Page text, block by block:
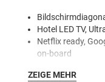
Hotel LED TV,
Netflix ready,
on-board
CMND & Control
ZEIGE MEHR